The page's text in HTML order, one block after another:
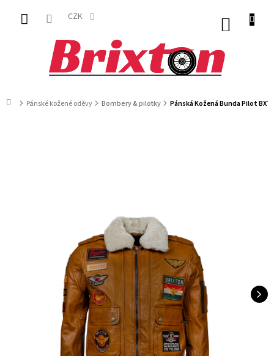
obsah
CZK
DomůPánské kožené oděvy Bombery & pilotky Pánská Kožená Bunda Pilot